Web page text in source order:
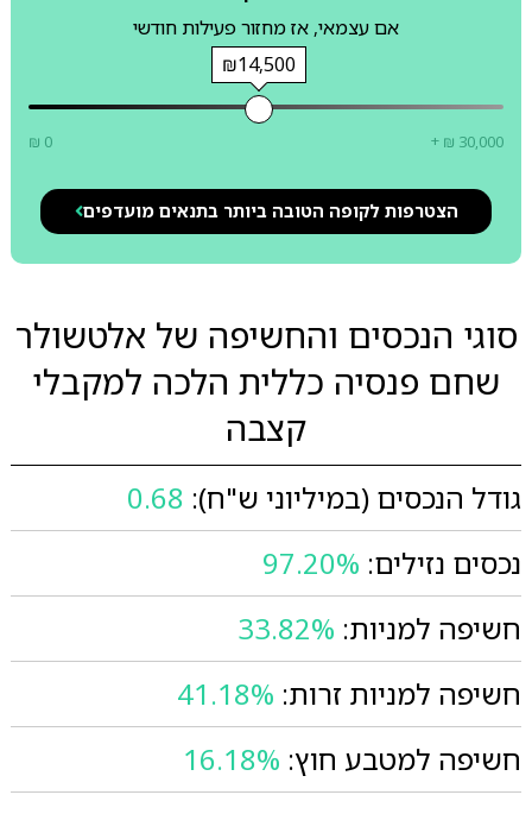
אם עצמאי, אז מחזור פעילות חודשי
₪14,500
₪ 0 + ₪ 30,000
הצטרפות לקופה הטובה ביותר בתנאים מועדפים
סוגי הנכסים והחשיפה של אלטשולר
שחם פנסיה כללית הלכה למקבלי
קצבה
גודל הנכסים (במיליוני ש"ח): 0.68
נכסים נזילים: 97.20%
חשיפה למניות: 33.82%
חשיפה למניות זרות: 41.18%
חשיפה למטבע חוץ: 16.18%